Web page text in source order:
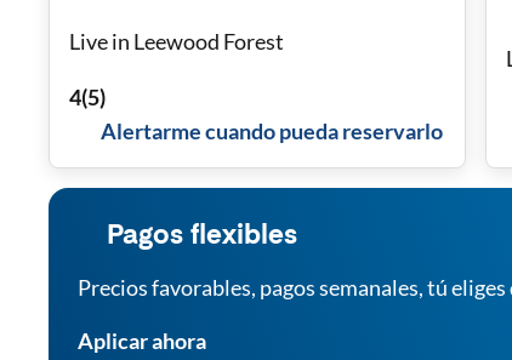
Live in Leewood Forest
4(5)
Alertarme cuando pueda reservarlo
Pagos flexibles
Precios favorables, pagos semanales, tú eliges
Aplicar ahora